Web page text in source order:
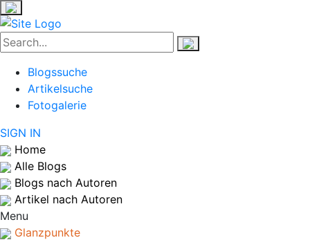
Blogssuche
Artikelsuche
Fotogalerie
SIGN IN
Home
Alle Blogs
Blogs nach Autoren
Artikel nach Autoren
Menu
Glanzpunkte